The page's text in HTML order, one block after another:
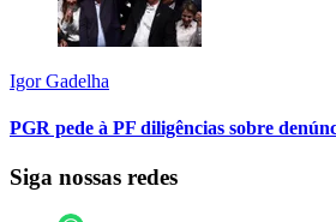
Igor Gadelha
PGR pede à PF diligências sobre
Siga nossas redes